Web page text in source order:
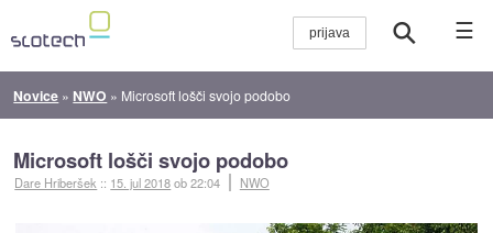
☰
Novice » NWO » Microsoft lošči svojo podobo
Microsoft lošči svojo podobo
Dare Hriberšek :: 15. jul 2018ob 22:04 NWO